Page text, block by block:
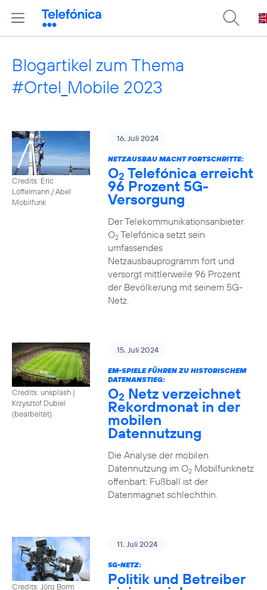
Blogartikel zum Thema
#Ortel_Mobile 2023
Credits: Eric
Löffelmann / Abel
Mobilfunk
16. Juli 2024
NETZAUSBAU MACHT FORTSCHRITTE:
O2 Telefónica erreicht
96 Prozent 5G-
Versorgung
Der Telekommunikationsanbieter
O2Telefónica setzt sein
umfassendes
Netzausbauprogramm fort und
versorgt mittlerweile 96 Prozent
der Bevölkerung mit seinem 5G-
Netz.
Credits: unsplash |
Krzysztof Dubiel
(bearbeitet)
15. Juli 2024
EM-SPIELE FÜHREN ZU HISTORISCHEM
DATENANSTIEG:
O2 Netz verzeichnet
Rekordmonat in der
mobilen
Datennutzung
Die Analyse der mobilen
Datennutzung im O2Mobilfunknetz
offenbart: Fußball ist der
Datenmagnet schlechthin.
Credits: Jörg Borm
11. Juli 2024
5G-NETZ:
Politik und Betreiber